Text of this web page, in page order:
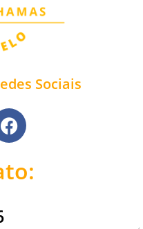
Sociais